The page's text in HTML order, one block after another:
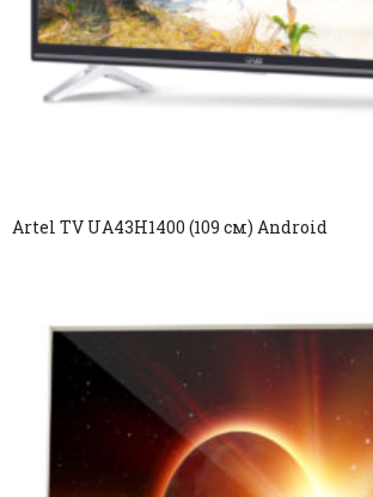
Artel TV UA43H1400 (109 см) Android